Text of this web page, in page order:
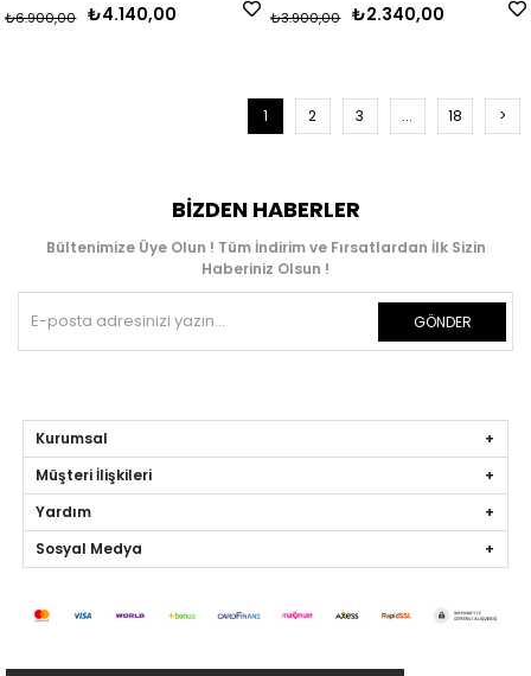
₺4.140,00
₺6.900,00 ₺2.340,00
₺3.900,00
1 2 3 ... 18 >
BIZDEN HABERLER
Bültenimize Üye Olun ! Tüm İndirim ve Fırsatlardan İlk Sizin
Haberiniz Olsun !
GÖNDER
Kurumsal
Müşteri İlişkileri
Yardım
Sosyal Medya